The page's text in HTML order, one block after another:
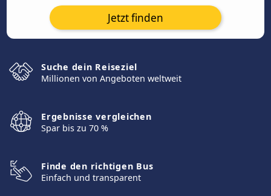
Jetzt finden
Suche dein Reiseziel
Millionen von Angeboten weltweit
Ergebnisse vergleichen
Spar bis zu 70 %
Finde den richtigen Bus
Einfach und transparent